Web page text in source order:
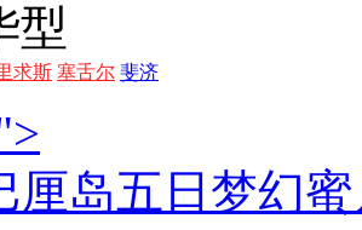
型
求斯 塞舌尔 斐济
厘岛五日梦幻